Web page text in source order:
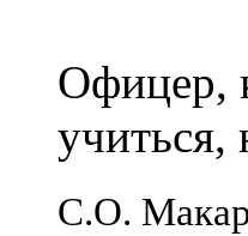
Офицер,
С.О.